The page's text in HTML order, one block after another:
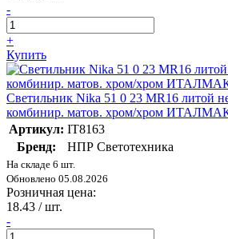
-
+
Купить
Светильник Nika 51 0 23 MR16 литой
комбинир. матов. хром/хром
Артикул: IT8163
Бренд:
НПР Светотехника
На складе 6 шт.
Обновлено 05.08.2026
Розничная цена:
18.43 / шт.
-